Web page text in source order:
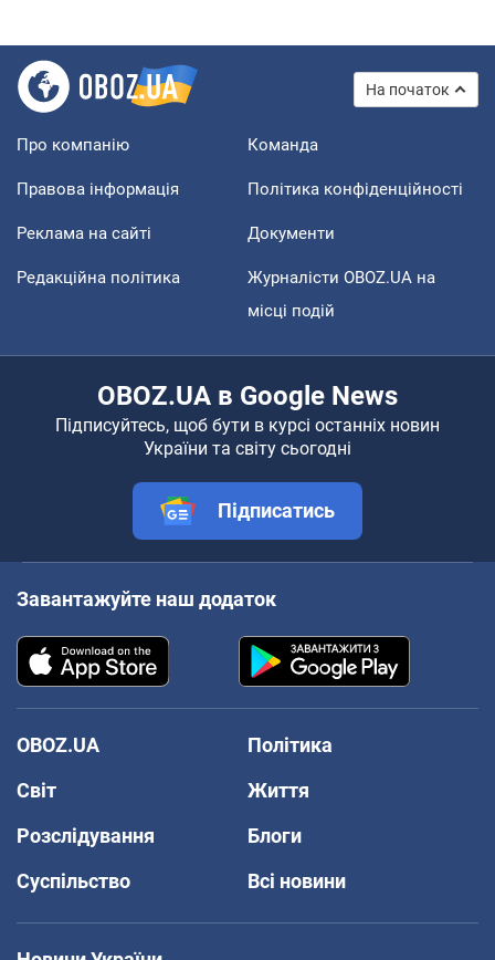
На початок
Про компанію Команда
Правова інформація Політика конфіденційності
Реклама на сайті Документи
Редакційна політика
Журналісти OBOZ.UA на
місці подій
OBOZ.UA в Google News
Підписуйтесь, щоб бути в курсі останніх новин
України та світу сьогодні
Підписатись
Завантажуйте наш додаток
OBOZ.UA
Політика
Світ
Життя
Розслідування
Блоги
Суспільство
Всі новини